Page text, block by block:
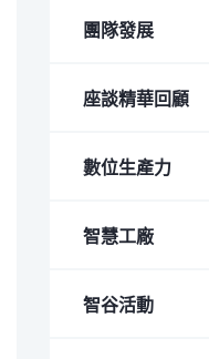
團隊發展
座談精華回顧
數位生產力
智慧工廠
智谷活動